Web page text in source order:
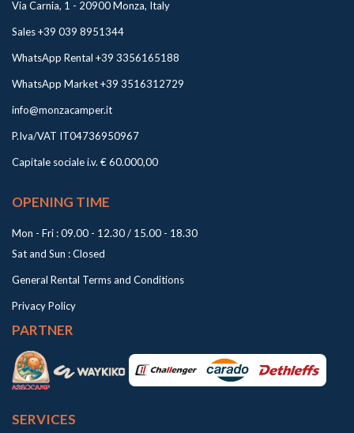
Via Carnia, 1 - 20900 Monza, Italy
Sales +39 039 8951344
WhatsApp Rental +39 3356165188
WhatsApp Market +39 3516312729
info@monzacamper.it
P.Iva/VAT IT04736950967
Capitale sociale i.v. € 60.000,00
OPENING TIME
Mon - Fri : 09.00 - 12.30 / 15.00 - 18.30
Sat and Sun : Closed
General Rental Terms and Conditions
Privacy Policy
PARTNER
SERVICES